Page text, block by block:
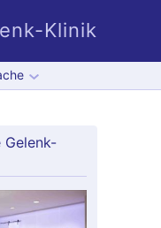
Klinik